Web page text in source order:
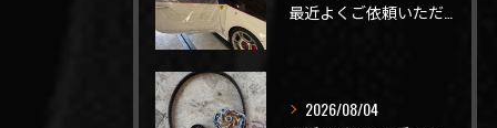
2026/08/04